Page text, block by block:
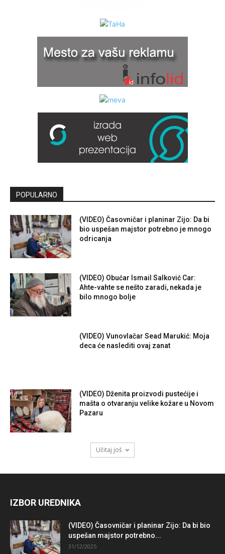
POPULARNO
(VIDEO) Časovničar i planinar Zijo: Da bi
bio uspešan majstor potrebno je mnogo
odricanja
(VIDEO) Obućar Ismail Salković Car:
Ahte-vahte se nešto zaradi, nekada je
bilo mnogo bolje
(VIDEO) Vunovlačar Sead Marukić: Moja
deca će naslediti ovaj zanat
(VIDEO) Dženita proizvodi pustećije i
mašta o otvaranju velike kožare u Novom
Pazaru
Učitaj još
IZBOR UREDNIKA
(VIDEO) Časovničar i planinar Zijo: Da bi bio
uspešan majstor potrebno...
31/12/2025